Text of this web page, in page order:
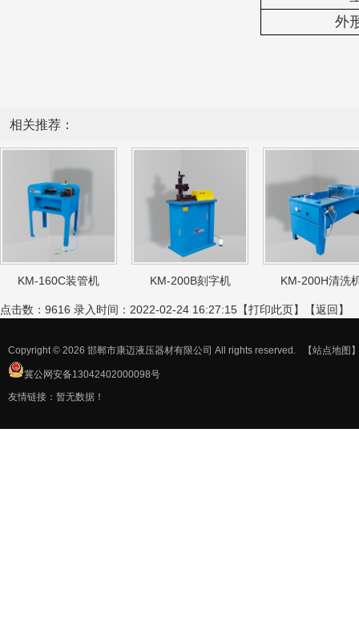
外
相关推荐：
KM-160C装管机 KM-200B刻字机 KM-200H清洗
点击数：9616 录入时间：2022-02-24 16:27:15【打印此页】【返回 】
Copyright © 2026 邯郸市康迈液压器材有限公司 All rights reserved. 【站点地图
冀公网安备13042402000098号
友情链接：暂无数据！